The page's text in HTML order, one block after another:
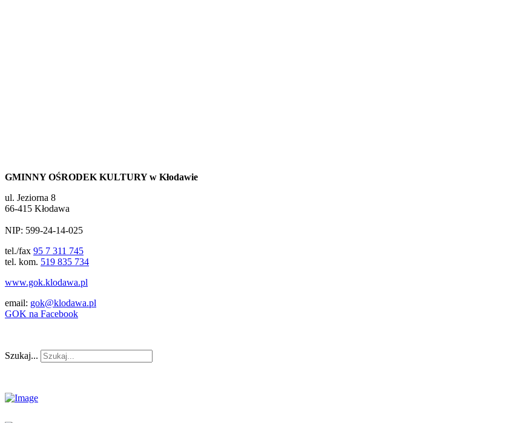
GMINNY OŚRODEK KULTURY w Kłodawie
ul. Jeziorna 8
66-415 Kłodawa
NIP: 599-24-14-025
tel./fax 95 7 311 745
tel. kom. 519 835 734
www.gok.klodawa.pl
email: gok@klodawa.pl
GOK na Facebook
Szukaj...